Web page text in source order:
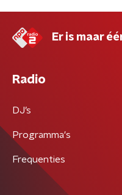
Er is maar
Radio
DJ’s
Programma's
Frequenties